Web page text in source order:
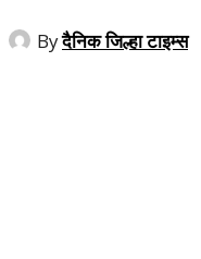
Byदैनिक जिल्हा टाइम्स